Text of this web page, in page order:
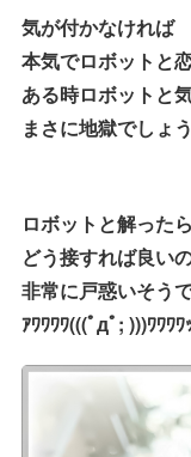
気が付かなければ
本気でロボットと
ある時ロボットと
まさに地獄でしょ
ロボットと解った
どう接すれば良い
非常に戸惑いそうで
ｱﾜﾜﾜﾜ(((ﾟдﾟ; )))ﾜﾜﾜﾜ